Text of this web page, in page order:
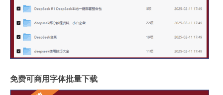
免费可商用字体批量下载